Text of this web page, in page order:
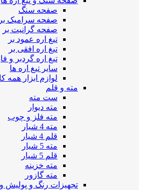
صفحه سنگ
صفحه سرامیک بر
صفحه گرانیت بر
تیغ اره عمود بر
تیغ اره افقی بر
تیغ اره گردبر و
سایر تیغ اره ها
لوازم ابزار همه
مته و قلم
ست مته
مته دیوار
مته فلز و چوب
مته 4 شیار
قلم 4 شیار
مته 5 شیار
قلم 5 شیار
مته خزینه
مته گازور
تجهیزات رنگ و پولیش و